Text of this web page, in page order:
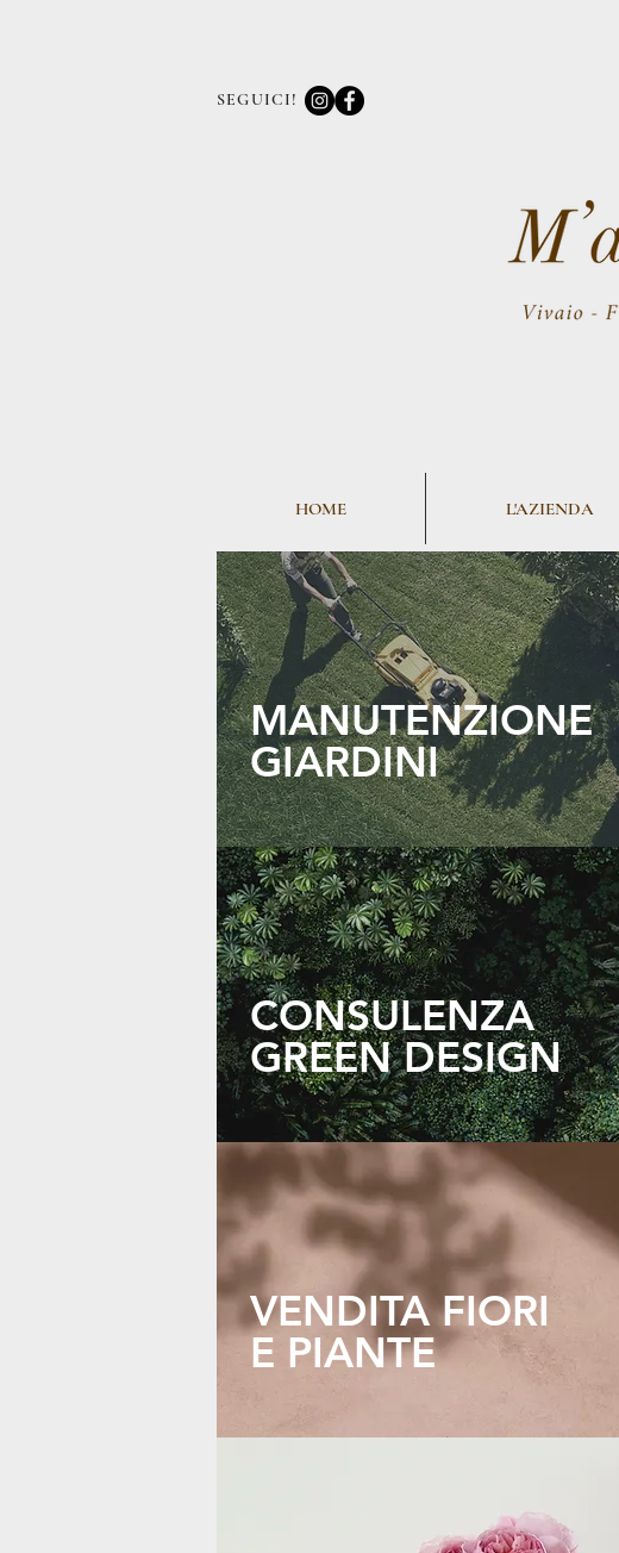
SEGUICI!
HOME L'AZIENDA
MANUTENZIONE
GIARDINI
CONSULENZA
GREEN DESIGN
VENDITA FIORI
E PIANTE